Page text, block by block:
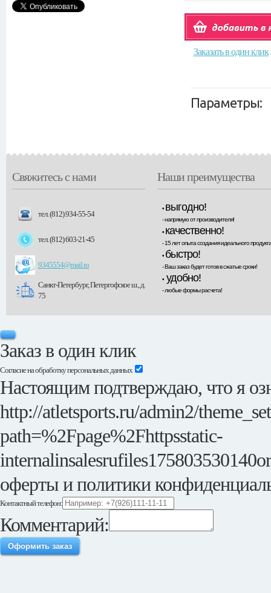
Заказать в один клик
Параметры:
Свяжитесь с нами
тел. (812) 934-55-54
тел. (812) 603-21-45
9345554@mail.ru
Санкт-Петербург, Петергофское ш., д.
75
Наши преимущества
• выгодно!
- напрямую от производителя!
• качественно!
- 15 лет опыта создания идеального
• быстро!
- Ваш заказ будет готов в сжатые сроки!
• удобно!
- любые формы расчета!
Заказ в один клик
Согласие на обработку персональных данных
Настоящим подтверждаю, что я
http://atletsports.ru/admin2/
path=%2Fpage%2Fhttpsstatic-
оферты и политики
Контактный телефон:
Комментарий:
Оформить заказ